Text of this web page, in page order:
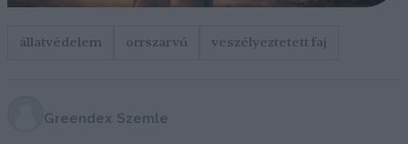
állatvédelem orrszarvú veszélyeztetett faj
Greendex Szemle